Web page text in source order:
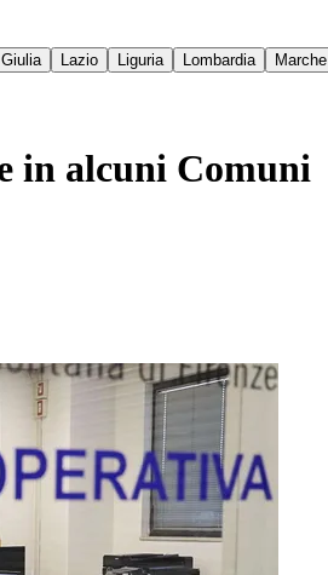
Lazio Liguria Lombardia Marche
in alcuni Comuni